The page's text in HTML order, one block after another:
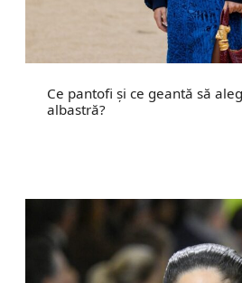
Ce pantofi și ce geantă să
albastră?